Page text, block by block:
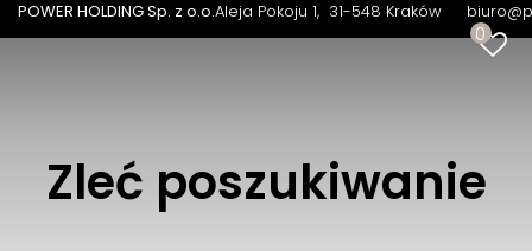
POWER HOLDING Sp. z o.o.Aleja Pokoju 1 31-548 Kraków
0
Zleć poszukiwanie